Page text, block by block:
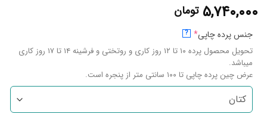
۵,۷۴۰,۰۰۰ تومان
جنس پرده چاپی*
?
تحویل محصول پرده ۱۰ تا ۱۲ روز کاری و روتختی و فرشینه ۱۴ تا ۱۷ روز کاری
میباشد.
عرض چین پرده چاپی تا ۱۰۰ سانتی متر از پنجره است.